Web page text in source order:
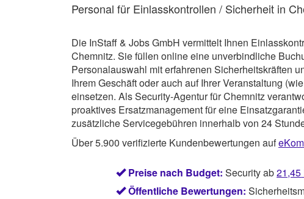
Personal für Einlasskontrollen / Sicherheit in
Die InStaff & Jobs GmbH vermittelt Ihnen
Chemnitz. Sie füllen online eine unverbindliche
Personalauswahl mit erfahrenen Sicherheitskräften
Ihrem Geschäft oder auch auf Ihrer Veranstaltung
einsetzen. Als Security-Agentur für Chemnitz
proaktives Ersatzmanagement für eine
zusätzliche Servicegebühren innerhalb von 24
Über 5.900 verifizierte Kundenbewertungen auf
Preise nach Budget: Security ab21,45
Öffentliche Bewertungen: